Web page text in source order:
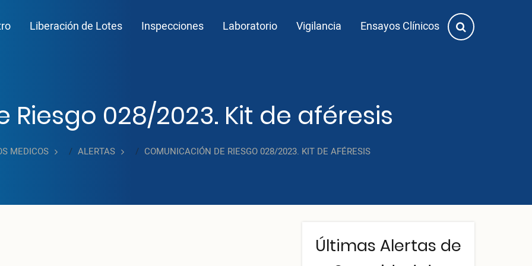
navigation
Liberación de Lotes Inspecciones Laboratorio Vigilancia Ensayos Clínicos
028/2023. Kit de aféresis
MEDICOS ALERTAS COMUNICACIÓN DE RIESGO 028/2023. KIT DE AFÉRESIS
Últimas Alertas de